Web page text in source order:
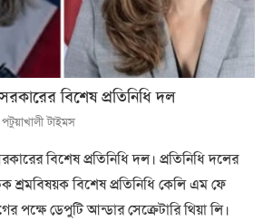
বিশেষ প্রতিনিধি দল
Author
পটুয়াখালী টাইমস
বিশেষ প্রতিনিধি দল। প্রতিনিধি দলের
শ্রমবিষয়ক বিশেষ প্রতিনিধি কেলি এম ফে
পক্ষে ডেপুটি আন্ডার সেক্রেটারি থিয়া লি।